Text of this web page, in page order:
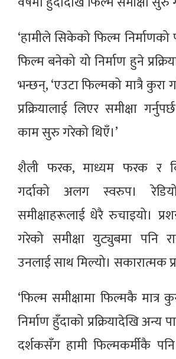
‘हामीले सिकेको फिल्म निर्माणको
फिल्म बनेको यो निर्माण हुने
भन्छन्, ‘एउटा फिल्मको मात्रै कुरा
प्रक्रियालाई लिएर समीक्षा
काम सुरु गरेको थिएँ।’
शैली फरक, माध्यम फरक र
गर्दाको अलग स्वरुप।
समीक्षाहरूलाई धेरै रुचाइयो।
गरेको समीक्षा युट्युबमा पनि
उनलाई साथ मिल्यो। सकारात्मक
‘फिल्म समीक्षामा फिल्मकै मात्र
निर्माण हुँदाको प्रक्रियादेखि अन्य
दर्शकसँग हामी फिल्मकर्मीकै पनि